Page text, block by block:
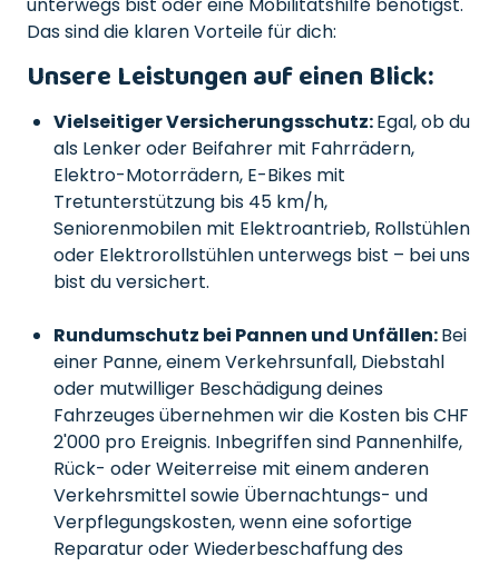
Das sind die klaren Vorteile für dich:
Unsere Leistungen auf einen Blick:
Vielseitiger Versicherungsschutz:Egal, ob du
als Lenker oder Beifahrer mit Fahrrädern,
Elektro-Motorrädern, E-Bikes mit
Tretunterstützung bis 45 km/h,
Seniorenmobilen mit Elektroantrieb, Rollstühlen
oder Elektrorollstühlen unterwegs bist – bei uns
bist du versichert.
Rundumschutz bei Pannen und Unfällen:Bei
einer Panne, einem Verkehrsunfall, Diebstahl
oder mutwilliger Beschädigung deines
Fahrzeuges übernehmen wir die Kosten bis CHF
2'000 pro Ereignis. Inbegriffen sind Pannenhilfe,
Rück- oder Weiterreise mit einem anderen
Verkehrsmittel sowie Übernachtungs- und
Verpflegungskosten, wenn eine sofortige
Reparatur oder Wiederbeschaffung des